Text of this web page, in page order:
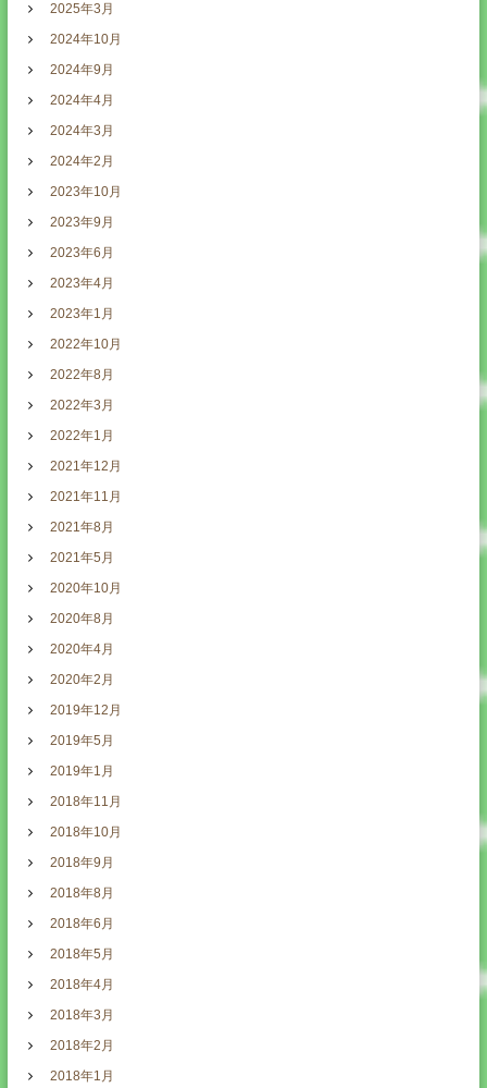
2025年3月
2024年10月
2024年9月
2024年4月
2024年3月
2024年2月
2023年10月
2023年9月
2023年6月
2023年4月
2023年1月
2022年10月
2022年8月
2022年3月
2022年1月
2021年12月
2021年11月
2021年8月
2021年5月
2020年10月
2020年8月
2020年4月
2020年2月
2019年12月
2019年5月
2019年1月
2018年11月
2018年10月
2018年9月
2018年8月
2018年6月
2018年5月
2018年4月
2018年3月
2018年2月
2018年1月